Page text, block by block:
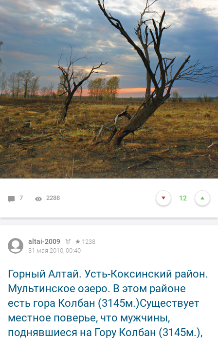
7 2288 12
altai-2009
1238
31 мая 2010, 00:40
Горный Алтай. Усть-Коксинский район.
Мультинское озеро. В этом районе
есть гора Колбан (3145м.)Существует
местное поверье, что мужчины,
поднявшиеся на Гору Колбан (3145м.),